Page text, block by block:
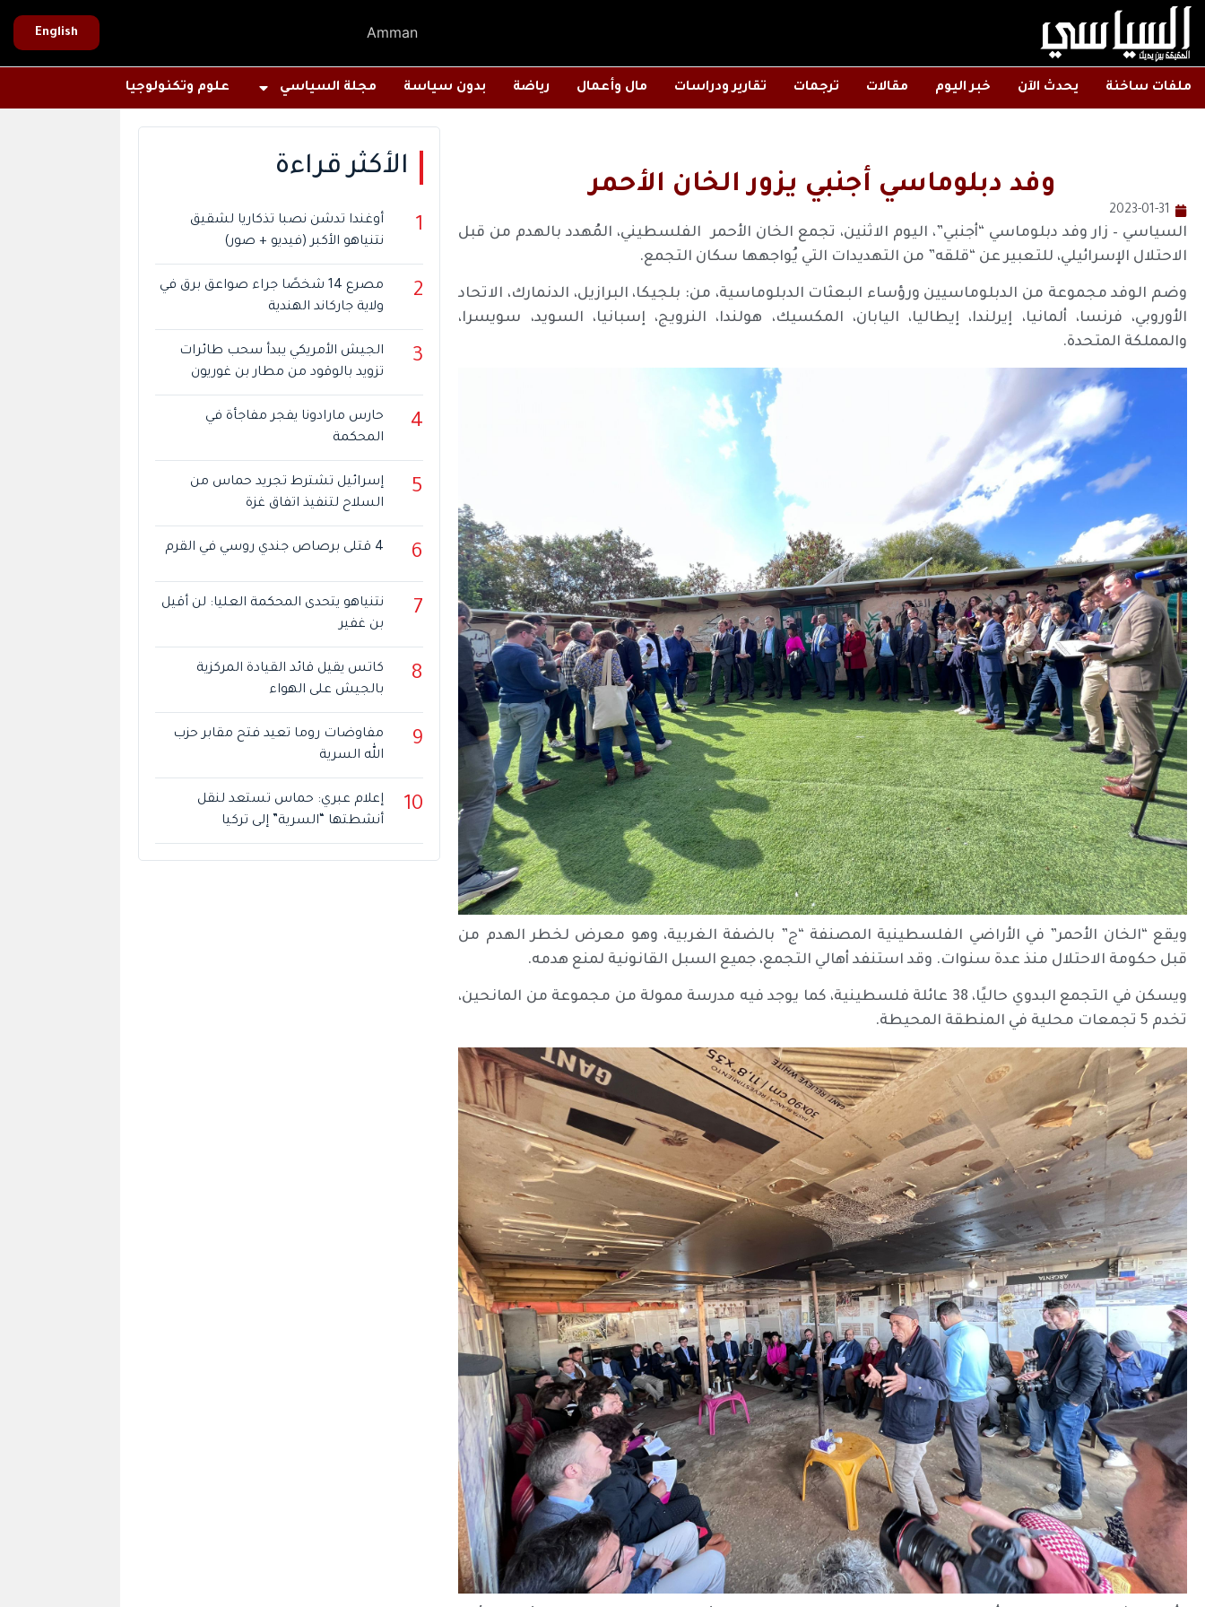
Amman
English
ملفات ساخنة يحدث الآن خبر اليوم مقالات ترجمات تقارير ودراسات مال وأعمال رياضة بدون سياسة مجلة السياسي علوم وتكنولوجيا
وفد دبلوماسي أجنبي يزور الخان الأحمر
2023-01-31
السياسي – زار وفد دبلوماسي “أجنبي”، اليوم الاثنين، تجمع الخان الأحمر الفلسطيني، المُهدد بالهدم من قبل
الاحتلال الإسرائيلي، للتعبير عن “قلقه” من التهديدات التي يُواجهها سكان التجمع.
وضم الوفد مجموعة من الدبلوماسيين ورؤساء البعثات الدبلوماسية، من: بلجيكا، البرازيل، الدنمارك، الاتحاد
الأوروبي، فرنسا، ألمانيا، إيرلندا، إيطاليا، اليابان، المكسيك، هولندا، النرويج، إسبانيا، السويد، سويسرا،
والمملكة المتحدة.
ويقع “الخان الأحمر” في الأراضي الفلسطينية المصنفة “ج” بالضفة الغربية، وهو معرض لخطر الهدم من
قبل حكومة الاحتلال منذ عدة سنوات. وقد استنفد أهالي التجمع، جميع السبل القانونية لمنع هدمه.
ويسكن في التجمع البدوي حاليًا، 38
عائلة فلسطينية، كما يوجد فيه مدرسة ممولة من مجموعة من المانحين،
تخدم 5 تجمعات محلية في المنطقة المحيطة.
الأكثر قراءة
1
أوغندا تدشن نصبا تذكاريا لشقيق
نتنياهو الأكبر (فيديو + صور)
2
مصرع 14 شخصًا جراء صواعق برق في
ولاية جاركاند الهندية
3
الجيش الأمريكي يبدأ سحب طائرات
تزويد بالوقود من مطار بن غوريون
4
حارس مارادونا يفجر مفاجأة في
المحكمة
5
إسرائيل تشترط تجريد حماس من
السلاح لتنفيذ اتفاق غزة
6 4 قتلى برصاص جندي روسي في القرم
7
نتنياهو يتحدى المحكمة العليا: لن أقيل
بن غفير
8
كاتس يقيل قائد القيادة المركزية
بالجيش على الهواء
9
مفاوضات روما تعيد فتح مقابر حزب
الله السرية
10
إعلام عبري: حماس تستعد لنقل
أنشطتها “السرية” إلى تركيا